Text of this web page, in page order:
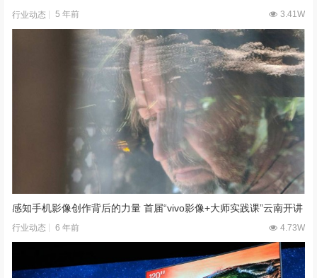
行业动态 5 年前 3.41W
感知手机影像创作背后的力量 首届“vivo影像+大师实践课”云南开讲
行业动态 6 年前 4.73W